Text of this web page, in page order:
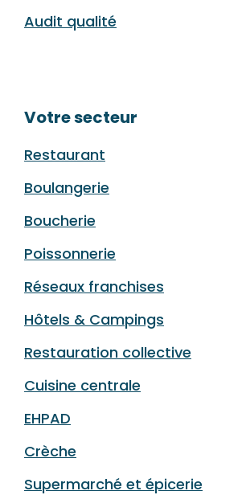
Audit qualité
Votre secteur
Restaurant
Boulangerie
Boucherie
Poissonnerie
Réseaux franchises
Hôtels & Campings
Restauration collective
Cuisine centrale
EHPAD
Crèche
Supermarché et épicerie